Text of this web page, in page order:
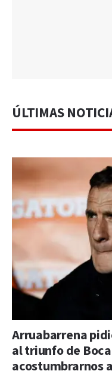
ÚLTIMAS
Arruabarrena
al triunfo de
acostumbrarnos